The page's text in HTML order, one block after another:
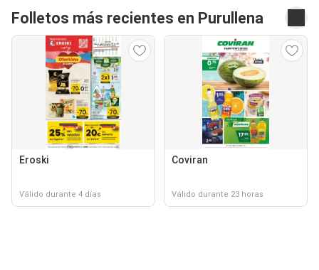
Folletos más recientes en Purullena
Eroski
Válido durante 4 días
Coviran
Válido durante 23 horas